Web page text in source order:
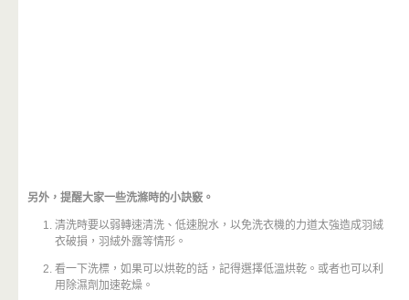
另外，提醒大家一些洗滌時的小訣竅。
清洗時要以弱轉速清洗、低速脫水，以免洗衣機的力道太強造成羽絨
衣破損，羽絨外露等情形。
看一下洗標，如果可以烘乾的話，記得選擇低溫烘乾。或者也可以利
用除濕劑加速乾燥。